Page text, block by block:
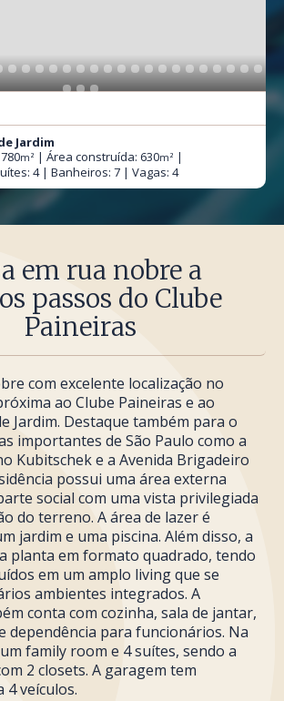
Jardim
m² | Área construída: 630m² |
4 | Banheiros: 7 | Vagas: 4
em rua nobre a
passos do Clube
Paineiras
com excelente localização no
ao Clube Paineiras e ao
Jardim. Destaque também para o
importantes de São Paulo como a
Kubitschek e a Avenida Brigadeiro
possui uma área externa
social com uma vista privilegiada
do terreno. A área de lazer é
jardim e uma piscina. Além disso, a
planta em formato quadrado, tendo
em um amplo living que se
ambientes integrados. A
conta com cozinha, sala de jantar,
dependência para funcionários. Na
family room e 4 suítes, sendo a
2 closets. A garagem tem
4 veículos.